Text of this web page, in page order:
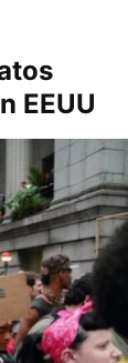
EEUU